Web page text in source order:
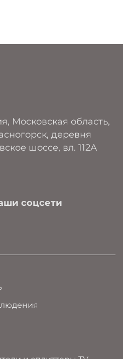
Московская область,
деревня
шоссе, вл. 112А
соцсети